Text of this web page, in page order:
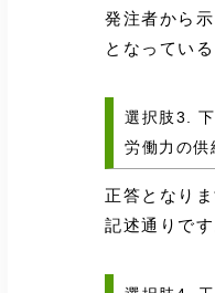
発注者から
となってい
選択肢3.
労働力の供
正答となりま
記述通りです